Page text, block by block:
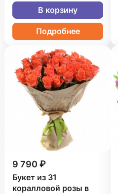
В корзину
Подробнее
9 790 ₽
Букет из 31
коралловой розы в